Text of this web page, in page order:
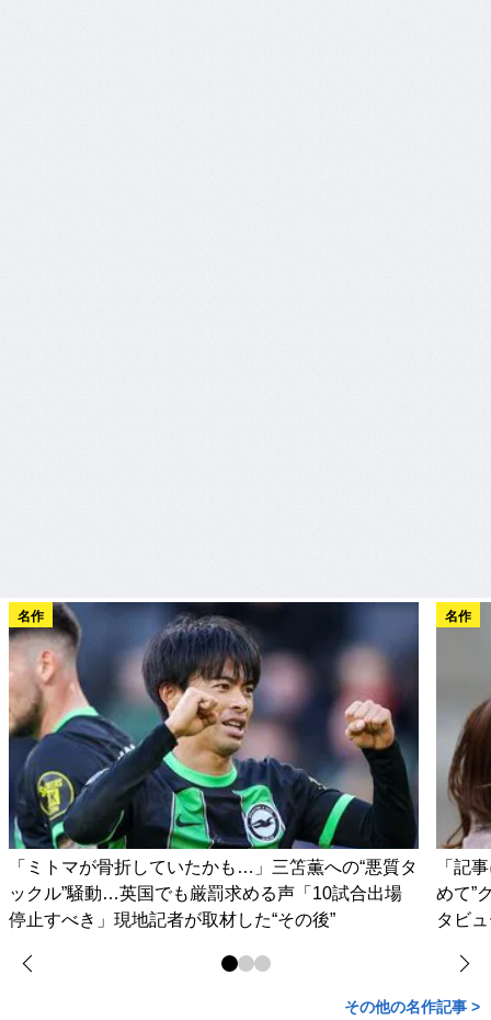
名作
「ミトマが骨折していたかも…」三笘薫への“悪質タ
ックル”騒動…英国でも厳罰求める声「10試合出場
停止すべき」現地記者が取材した“その後”
名作
「記
めて”
タビ
その他の名作記事 >